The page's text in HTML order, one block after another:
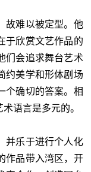
故难以被定型。他
于欣赏文艺作品的
们会追求舞台艺术
约美学和形体剧场
个确切的答案。相
语言是多元的。
并乐于进行个人化
作品带入湾区，开